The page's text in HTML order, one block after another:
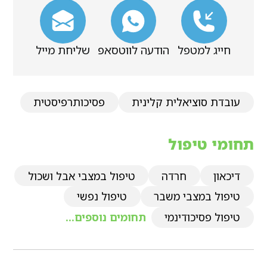
חייג למטפל הודעה לווטסאפ שליחת מייל
עובדת סוציאלית קלינית פסיכותרפיסטית
תחומי טיפול
דיכאון חרדה
טיפול במצבי אבל ושכול
טיפול במצבי משבר
טיפול נפשי
טיפול פסיכודינמי
תחומים נוספים...